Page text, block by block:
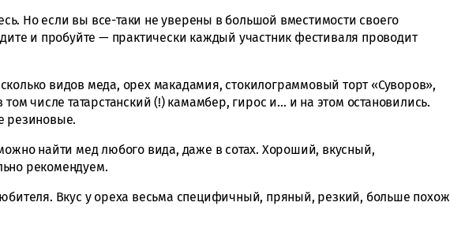
Но если вы все-таки не уверены в большой вместимости своего
и пробуйте — практически каждый участник фестиваля проводит
видов меда, орех макадамия, стокилограммовый торт «Суворов»,
числе татарстанский (!) камамбер, гирос и… и на этом остановились.
резиновые.
найти мед любого вида, даже в сотах. Хороший, вкусный,
рекомендуем.
Вкус у ореха весьма специфичный, пряный, резкий, больше похож